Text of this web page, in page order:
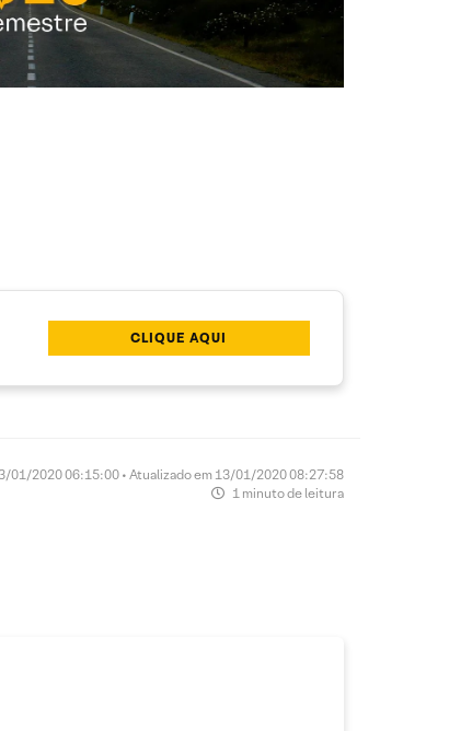
CLIQUE AQUI
01/2020 06:15:00 • Atualizado em 13/01/2020 08:27:58
1 minuto de leitura